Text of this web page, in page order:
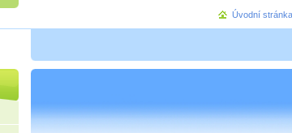
Úvodní stránka